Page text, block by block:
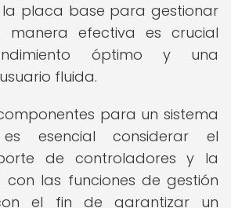
placa base para gestionar
efectiva es crucial
óptimo y una
fluida.
para un sistema
es esencial considerar el
de controladores y la
las funciones de gestión
el fin de garantizar un